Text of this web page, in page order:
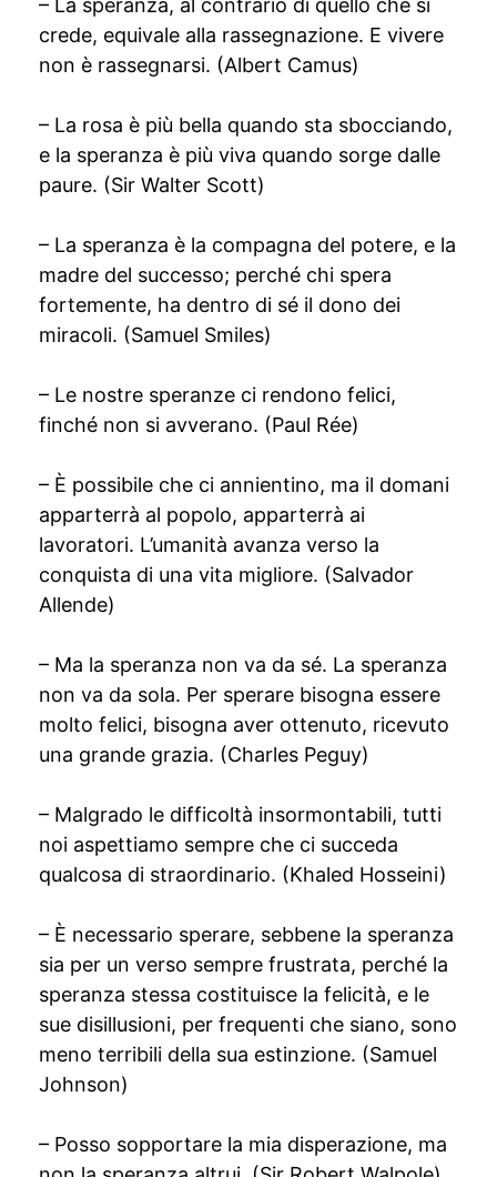
– La speranza, al contrario di quello che si
crede, equivale alla rassegnazione. E vivere
non è rassegnarsi. (Albert Camus)
– La rosa è più bella quando sta sbocciando,
e la speranza è più viva quando sorge dalle
paure. (Sir Walter Scott)
– La speranza è la compagna del potere, e la
madre del successo; perché chi spera
fortemente, ha dentro di sé il dono dei
miracoli. (Samuel Smiles)
– Le nostre speranze ci rendono felici,
finché non si avverano. (Paul Rée)
– È possibile che ci annientino, ma il domani
apparterrà al popolo, apparterrà ai
lavoratori. L’umanità avanza verso la
conquista di una vita migliore. (Salvador
Allende)
– Ma la speranza non va da sé. La speranza
non va da sola. Per sperare bisogna essere
molto felici, bisogna aver ottenuto, ricevuto
una grande grazia. (Charles Peguy)
– Malgrado le difficoltà insormontabili, tutti
noi aspettiamo sempre che ci succeda
qualcosa di straordinario. (Khaled Hosseini)
– È necessario sperare, sebbene la speranza
sia per un verso sempre frustrata, perché la
speranza stessa costituisce la felicità, e le
sue disillusioni, per frequenti che siano, sono
meno terribili della sua estinzione. (Samuel
Johnson)
– Posso sopportare la mia disperazione, ma